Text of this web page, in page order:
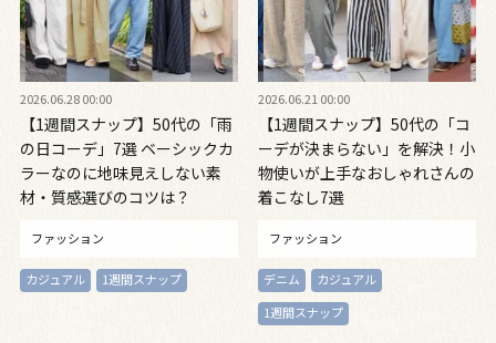
2026.06.28 00:00
【1週間スナップ】50代の「雨
の日コーデ」7選 ベーシックカ
ラーなのに地味見えしない素
材・質感選びのコツは？
ファッション
カジュアル 1週間スナップ
2026.06.21 00:00
【1週間スナップ】50代の「コ
ーデが決まらない」を解決！小
物使いが上手なおしゃれさんの
着こなし7選
ファッション
デニム
カジュアル
1週間スナップ